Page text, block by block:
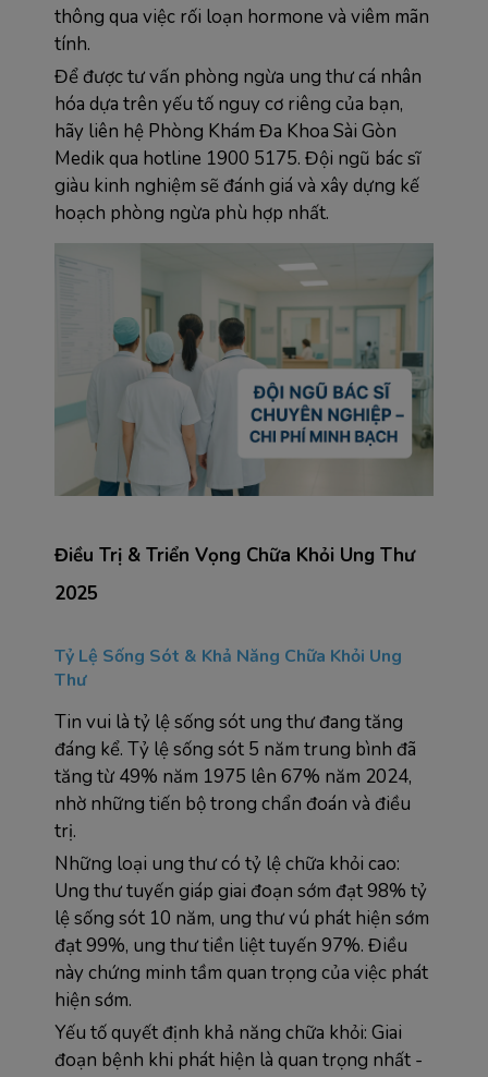
thông qua việc rối loạn hormone và viêm mãn
tính.
Để được tư vấn phòng ngừa ung thư cá nhân
hóa dựa trên yếu tố nguy cơ riêng của bạn,
hãy liên hệ Phòng Khám Đa Khoa Sài Gòn
Medik qua hotline 1900 5175. Đội ngũ bác sĩ
giàu kinh nghiệm sẽ đánh giá và xây dựng kế
hoạch phòng ngừa phù hợp nhất.
Điều Trị & Triển Vọng Chữa Khỏi Ung Thư
2025
Tỷ Lệ Sống Sót & Khả Năng Chữa Khỏi Ung
Thư
Tin vui là tỷ lệ sống sót ung thư đang tăng
đáng kể. Tỷ lệ sống sót 5 năm trung bình đã
tăng từ 49% năm 1975 lên 67% năm 2024,
nhờ những tiến bộ trong chẩn đoán và điều
trị.
Những loại ung thư có tỷ lệ chữa khỏi cao:
Ung thư tuyến giáp giai đoạn sớm đạt 98% tỷ
lệ sống sót 10 năm, ung thư vú phát hiện sớm
đạt 99%, ung thư tiền liệt tuyến 97%. Điều
này chứng minh tầm quan trọng của việc phát
hiện sớm.
Yếu tố quyết định khả năng chữa khỏi: Giai
đoạn bệnh khi phát hiện là quan trọng nhất -